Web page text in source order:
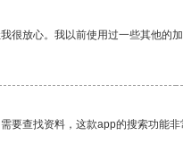
放心。我以前使用过一些其他的
查找资料，这款app的搜索功能非